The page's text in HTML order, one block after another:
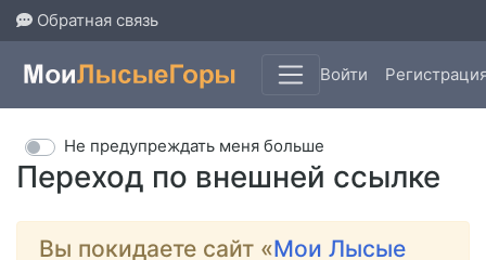
Обратная связь
Войти
Переход по внешней ссылке
Не предупреждать меня больше
Вы покидаете сайт «Мои Лысые